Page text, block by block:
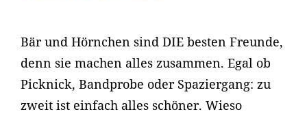
Bär und Hörnchen sind DIE besten Freunde,
denn sie machen alles zusammen. Egal ob
Picknick, Bandprobe oder Spaziergang: zu
zweit ist einfach alles schöner. Wieso